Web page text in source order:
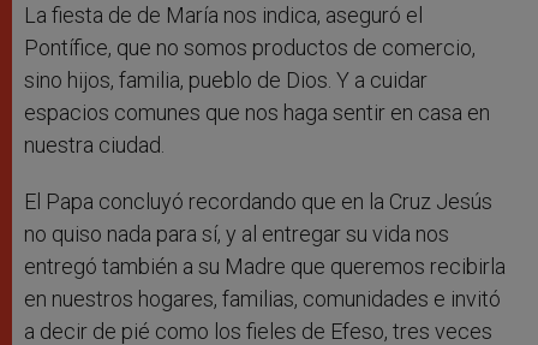
La fiesta de de María nos indica, aseguró el
Pontífice, que no somos productos de comercio,
sino hijos, familia, pueblo de Dios. Y a cuidar
espacios comunes que nos haga sentir en casa en
nuestra ciudad.
El Papa concluyó recordando que en la Cruz Jesús
no quiso nada para sí, y al entregar su vida nos
entregó también a su Madre que queremos recibirla
en nuestros hogares, familias, comunidades e invitó
a decir de pié como los fieles de Efeso, tres veces